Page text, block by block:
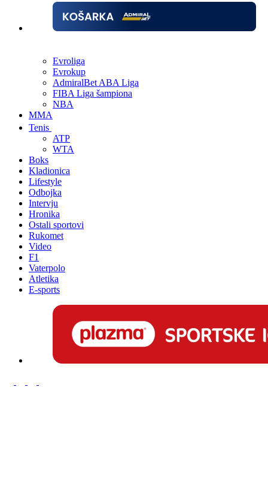
Evroliga
Evrokup
AdmiralBet ABA Liga
FIBA Liga šampiona
NBA
MMA
Tenis
ATP
WTA
Boks
Kladionica
Lifestyle
Odbojka
Intervju
Hronika
Ostali sportovi
Rukomet
Video
F1
Vaterpolo
Atletika
E-sports